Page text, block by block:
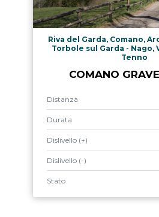
Riva del Garda, Comano,
Torbole sul Garda - Nago,
Tenno
COMANO
Distanza
Durata
Dislivello (+)
Dislivello (-)
Stato